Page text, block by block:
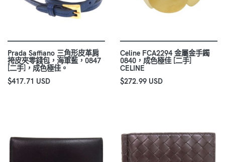
Prada Saffiano 三角形皮革肩
挎皮夾零錢包，海軍藍，0847
[二手]，成色極佳。
$417.71 USD
Celine FCA2294 金屬金手鐲
0840，成色極佳 [二手]
CELINE
$272.99 USD